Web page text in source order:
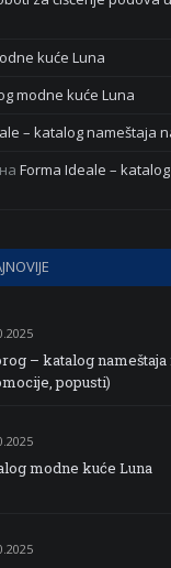
kuće Luna
modne kuće Luna
– katalog nameštaja
на Forma Ideale –
– katalog nameštaja
popusti)
modne kuće Luna